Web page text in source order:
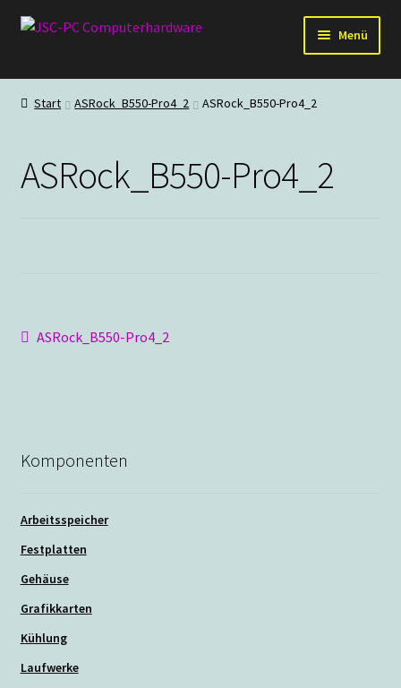
Zur
Zum
Menü
Hardware
Staubschutz
Start ASRock_B550-Pro4_2 ASRock_B550-Pro4_2
ASRock_B550-Pro4_2
Beitragsnavigation
Vorheriger
ASRock_B550-Pro4_2
Komponenten
Arbeitsspeicher
Festplatten
Gehäuse
Grafikkarten
Kühlung
Laufwerke